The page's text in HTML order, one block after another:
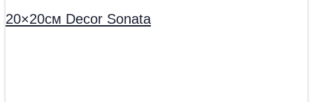
20×20см Decor Sonata